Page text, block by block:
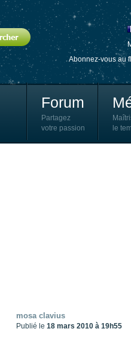
Abonnez-vous au
Forum
Partagez
votre passion
le
mosa clavius
Publié le 18 mars 2010 à 19h55